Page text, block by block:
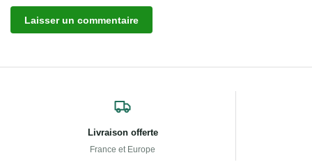
Livraison offerte
France et Europe